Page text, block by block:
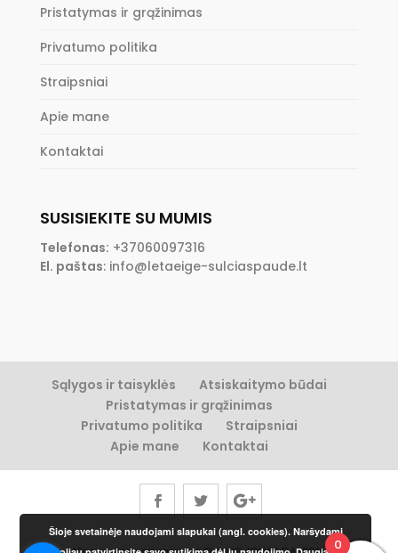
Pristatymas ir grąžinimas
Privatumo politika
Straipsniai
Apie mane
Kontaktai
SUSISIEKITE SU MUMIS
Telefonas: +37060097316
El. paštas: info@letaeige-sulciaspaude.lt
Sąlygos ir taisyklės
Atsiskaitymo būdai
Pristatymas ir grąžinimas
Privatumo politika
Straipsniai
Apie mane
Kontaktai
0
Šioje svetainėje naudojami slapukai (angl. cookies). Naršydami